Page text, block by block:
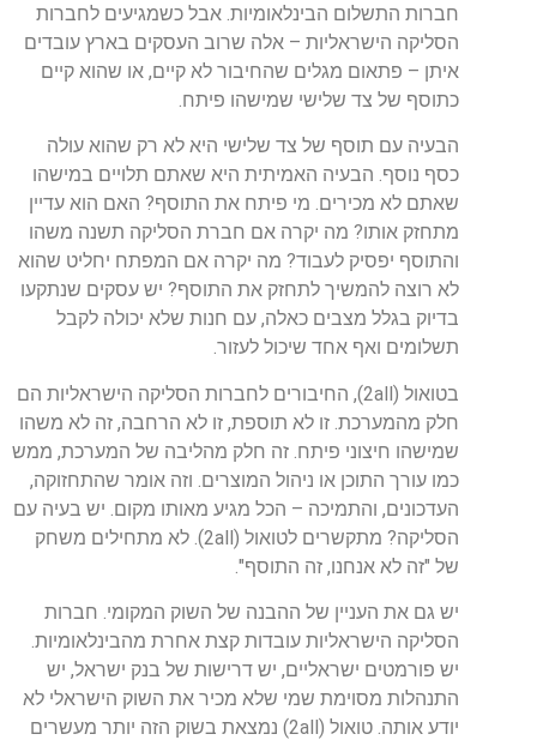
חברות התשלום הבינלאומיות אבל כשמגיעים לחברות
הסליקה הישראליות – אלה שרוב העסקים בארץ עובדים
איתן – פתאום מגלים שהחיבור לא קיים, או שהוא קיים
כתוסף של צד שלישי שמישהו פיתח
הבעיה עם תוסף של צד שלישי היא לא רק שהוא עולה
כסף נוסף. הבעיה האמיתית היא שאתם תלויים במישהו
שאתם לא מכירים. מי פיתח את התוסף? האם הוא עדיין
מתחזק אותו? מה יקרה אם חברת הסליקה תשנה משהו
והתוסף יפסיק לעבוד? מה יקרה אם המפתח יחליט שהוא
לא רוצה להמשיך לתחזק את התוסף? יש עסקים שנתקעו
בדיוק בגלל מצבים כאלה, עם חנות שלא יכולה לקבל
תשלומים ואף אחד שיכול לעזור.
בטואול (2
all
), החיבורים לחברות הסליקה הישראליות הם
חלק מהמערכת זו לא תוספת, זו לא הרחבה, זה לא משהו
שמישהו חיצוני פיתח זה חלק מהליבה של המערכת, ממש
כמו עורך התוכן או ניהול המוצרים וזה אומר שהתחזוקה,
העדכונים, והתמיכה – הכל מגיע מאותו מקום יש בעיה עם
הסליקה? מתקשרים לטואול (2
all
). לא מתחילים משחק
של "זה לא אנחנו, זה התוסף".
יש גם את העניין של ההבנה של השוק המקומי. חברות
הסליקה הישראליות עובדות קצת אחרת מהבינלאומיות.
יש פורמטים ישראליים, יש דרישות של בנק ישראל, יש
התנהלות מסוימת שמי שלא מכיר את השוק הישראלי לא
יודע אותה. טואול (2
all
) נמצאת בשוק הזה יותר מעשרים